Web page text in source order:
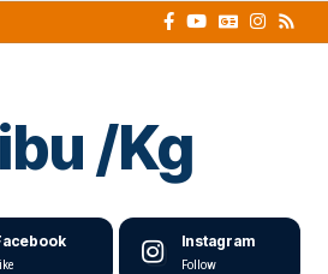
/Kg
Instagram
Follow